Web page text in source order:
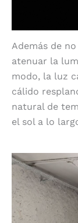
Además de
atenuar la
modo, la luz
cálido
natural de
el sol a lo